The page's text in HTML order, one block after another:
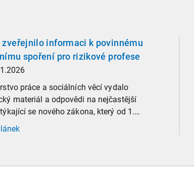
zveřejnilo informaci k povinnému
spoření pro rizikové profese
práce a sociálních věcí vydalo
materiál a odpovědi na nejčastější
se nového zákona, který od 1.
zavádí povinnost zaměstnavatelů
na spoření na stáří zaměstnancům v